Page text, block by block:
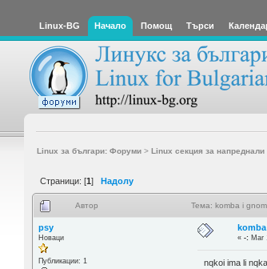
Linux-BG Начало Помощ Търси
Linux за българи: Форуми> Linux секция за напреднали
Страници: [1] Надолу
Автор Тема: komba i
psy
Новаци
Публикации: 1
«-: Mar
nqkoi ima li